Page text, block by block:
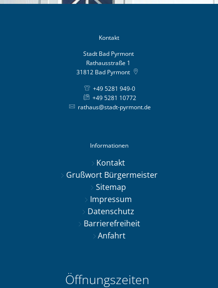
Kontakt
Stadt Bad Pyrmont
Rathausstraße 1
31812 Bad Pyrmont
+49 5281 949-0
+49 5281 10772
rathaus@stadt-pyrmont.de
Informationen
Kontakt
Grußwort Bürgermeister
Sitemap
Impressum
Datenschutz
Barrierefreiheit
Anfahrt
Öffnungszeiten